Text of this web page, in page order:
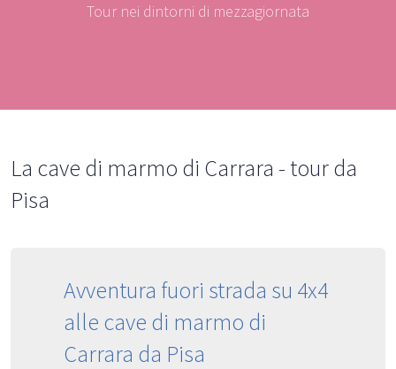
Tour nei dintorni di mezzagiornata
La cave di marmo di Carrara - tour da
Pisa
Avventura fuori strada su 4x4
alle cave di marmo di
Carrara da Pisa